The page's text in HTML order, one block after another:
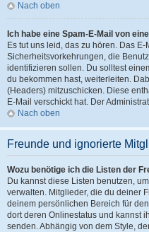
Nach oben
Ich habe eine Spam-E-Mail von
Es tut uns leid, das zu hören. Das
Sicherheitsvorkehrungen, die
identifizieren sollen. Du solltest
du bekommen hast, weiterleiten.
(Headers) mitzuschicken. Diese
E-Mail verschickt hat. Der
Nach oben
Freunde und ignorierte
Wozu benötige ich die Listen der
Du kannst diese Listen benutzen,
verwalten. Mitglieder, die du deiner
deinem persönlichen Bereich für
dort deren Onlinestatus und kannst
senden. Abhängig von dem Style,